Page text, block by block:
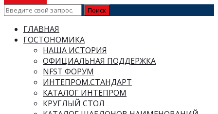
ГЛАВНАЯ
ГОСТОНОМИКА
НАША ИСТОРИЯ
ОФИЦИАЛЬНАЯ ПОДДЕРЖКА
NFST ФОРУМ
ИНТЕПРОМ.СТАНДАРТ
КАТАЛОГ ИНТЕПРОМ
КРУГЛЫЙ СТОЛ